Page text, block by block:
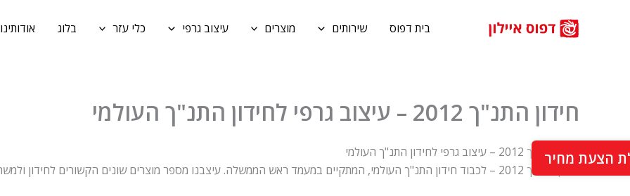
בית דפוס שירותים מוצרים עיצוב גרפי כלי עזר בלוג אודותינו
חידון התנ"ך 2012 – עיצוב גרפי לחידון התנ"ך העולמי
חידון התנ"ך 2012 – עיצוב גרפי לחידון התנ"ך העולמי
חידון התנ"ך 2012 – לכבוד חידון התנ"ך העולמי, המתקיים במעמד ראש הממשלה. עיצבנו מספר מוצרים שונים הקשורים לחידון ולמשתתפיו.
הצעת מחיר